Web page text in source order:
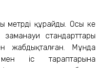
метрді құрайды. Осы кең
заманауи стандарттары
жабдықталған. Мұнда
іс тараптарына